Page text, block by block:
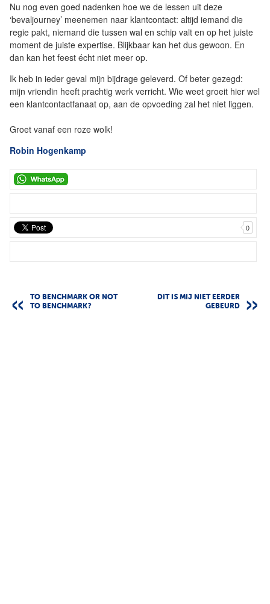
Nu nog even goed nadenken hoe we de lessen uit deze
‘bevaljourney’ meenemen naar klantcontact: altijd iemand die
regie pakt, niemand die tussen wal en schip valt en op het juiste
moment de juiste expertise. Blijkbaar kan het dus gewoon. En
dan kan het feest écht niet meer op.
Ik heb in ieder geval mijn bijdrage geleverd. Of beter gezegd:
mijn vriendin heeft prachtig werk verricht. Wie weet groeit hier wel
een klantcontactfanaat op, aan de opvoeding zal het niet liggen.
Groet vanaf een roze wolk!
Robin Hogenkamp
0
TO BENCHMARK OR NOT
TO BENCHMARK?
DIT IS MIJ NIET EERDER
GEBEURD